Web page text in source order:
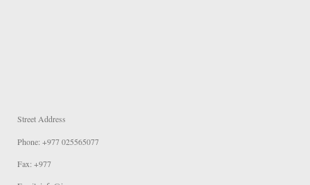
Street Address
Phone: +977 025565077
Fax: +977